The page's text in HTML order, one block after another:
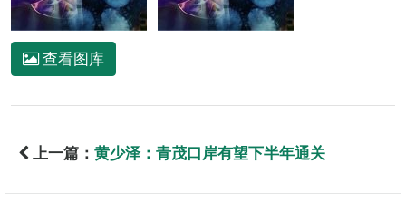
查看图库
上一篇： 黄少泽：青茂口岸有望下半年通关